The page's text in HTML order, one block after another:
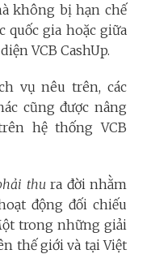
không bị hạn chế
quốc gia hoặc giữa
VCB CashUp.
vụ nêu trên, các
cũng được nâng
hệ thống VCB
thu ra đời nhằm
động đối chiếu
trong những giải
thế giới và tại Việt